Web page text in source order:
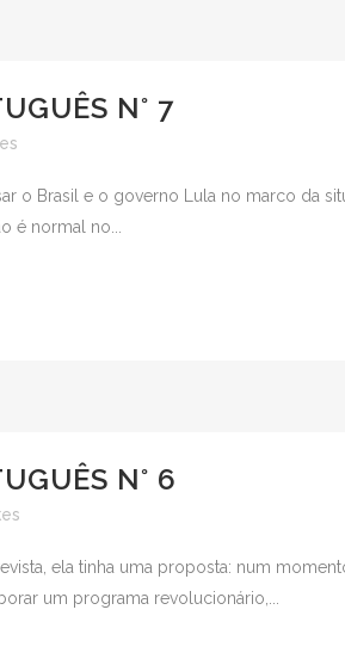
N° 7
o Brasil e o governo Lula no marco da
é normal no...
N° 6
ela tinha uma proposta: num
um programa revolucionário,...